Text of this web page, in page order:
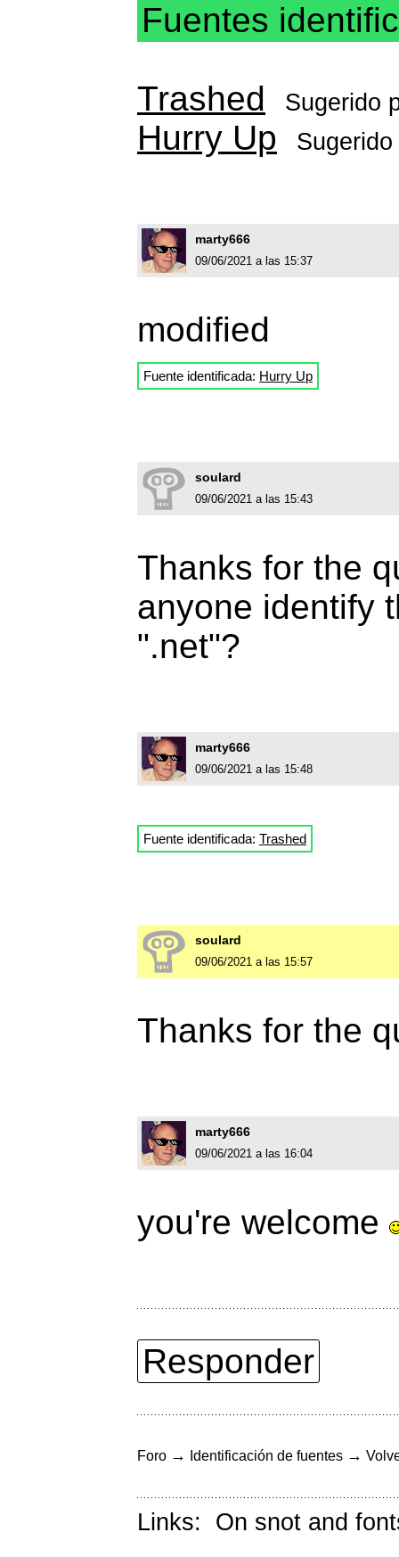
Fuentes
Trashed Sugerido
Hurry Up
marty666
09/06/2021 a las 15:37
modified
Fuente identificada: Hurry Up
soulard
09/06/2021 a las 15:43
Thanks for the
anyone identify
".net"?
marty666
09/06/2021 a las 15:48
Fuente identificada: Trashed
soulard
09/06/2021 a las 15:57
Thanks for the
marty666
09/06/2021 a las 16:04
you're welcome
Responder
Foro → Identificación de fuentes →
Links: On snot and